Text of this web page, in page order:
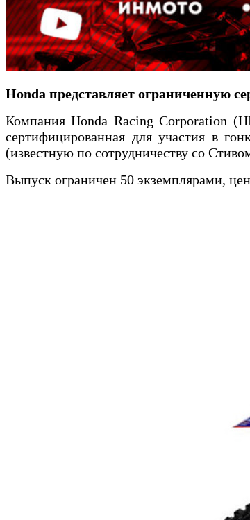
Honda представляет ограниченную
Компания Honda Racing Corporation
сертифицированная для участия в
(известную по сотрудничеству со
Выпуск ограничен 50 экземплярами,